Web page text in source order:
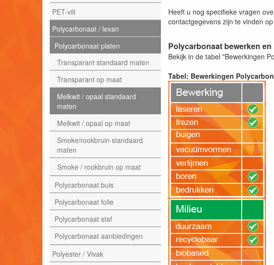
PET-vilt
Polycarbonaat / lexan
Polycarbonaat platen
Transparant standaard maten
Transparant op maat
Melkwit / opaal standaard
maten
Melkwit / opaal op maat
Smoke/rookbruin standaard
maten
Smoke / rookbruin op maat
Polycarbonaat buis
Polycarbonaat folie
Polycarbonaat staf
Polycarbonaat aanbiedingen
Polyester / Vivak
Heeft u nog specifieke vragen
contactgegevens zijn te vinden
Polycarbonaat bewerken en
Bekijk in de tabel "Bewerkingen
Tabel: Bewerkingen